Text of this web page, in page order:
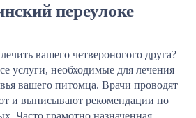
переулоке
вашего четвероногого друга?
услуги, необходимые для лечения
вашего питомца. Врачи проводят
и выписывают рекомендации по
Часто грамотно назначенная